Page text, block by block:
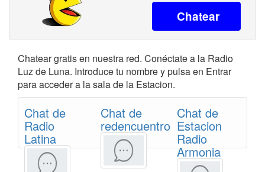
Chatear
Chatear gratis en nuestra red. Conéctate a la Radio
Luz de Luna. Introduce tu nombre y pulsa en Entrar
para acceder a la sala de la Estacion.
Chat de
Radio
Latina
Chat de
redencuentro
Chat de
Estacion
Radio
Armonia